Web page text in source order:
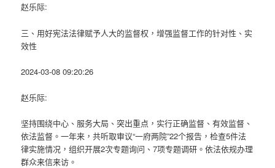
赵乐际:
三、用好宪法法律赋予人大的监督权，增强监督工作的针对性、实
效性
2024-03-08 09:20:26
赵乐际:
坚持围绕中心、服务大局、突出重点，实行正确监督、有效监督、
依法监督。一年来，共听取审议“一府两院”22个报告，检查5件法
律实施情况，组织开展2次专题询问、7项专题调研。依法依规办理
群众来信来访。